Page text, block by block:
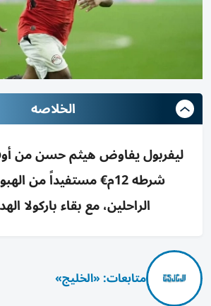
الخلاصه
ليفربول يفاوض هيثم حسن من
شرطه 12م€ مستفيداً من
الراحلين، مع بقاء باركولا
متابعات: «الخليج»